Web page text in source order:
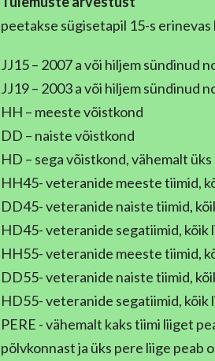
peetakse sügisetapil 15-s
JJ15 – 2007 a või hiljem sündinud
JJ19 – 2003 a või hiljem sündinud
HH – meeste võistkond
DD – naiste võistkond
HD – sega võistkond, vähemalt
HH45- veteranide meeste tiimid,
DD45- veteranide naiste tiimid,
HD45- veteranide segatiimid, kõik
HH55- veteranide meeste tiimid,
DD55- veteranide naiste tiimid,
HD55- veteranide segatiimid, kõik
PERE - vähemalt kaks tiimi liiget
põlvkonnast ja üks pere liige peab